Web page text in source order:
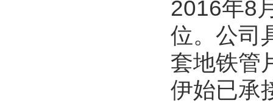
2016年8
位。公司
套地铁管
伊始已承